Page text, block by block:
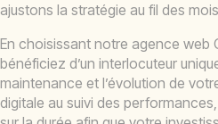
ajustons la stratégie au fil des
En choisissant notre agence web
bénéficiez d’un interlocuteur
maintenance et l’évolution de
digitale au suivi des